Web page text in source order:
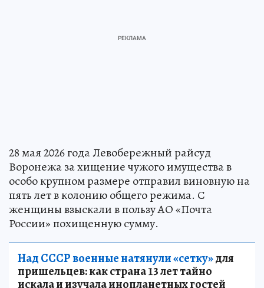
28 мая 2026 года Левобережный райсуд
Воронежа за хищение чужого имущества в
особо крупном размере отправил виновную на
пять лет в колонию общего режима. С
женщины взыскали в пользу АО «Почта
России» похищенную сумму.
Над СССР военные натянули «сетку»для
пришельцев: как страна 13 лет тайно
искала и изучала инопланетных гостей